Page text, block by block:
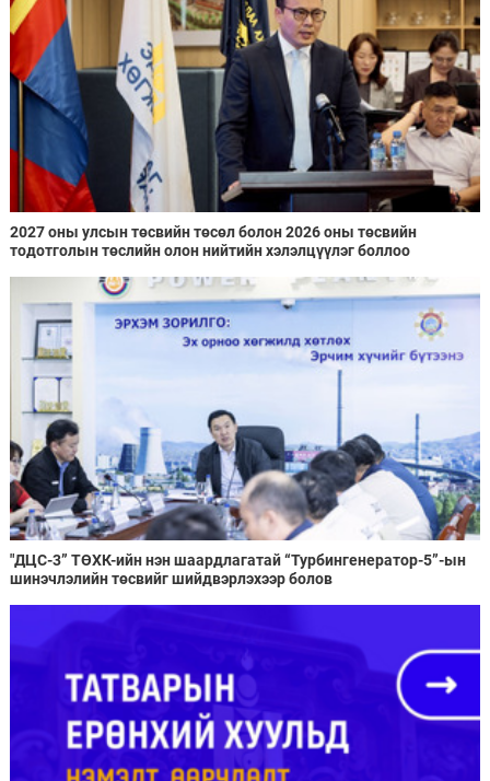
2027 оны улсын төсвийн төсөл болон 2026 оны төсвийн
тодотголын төслийн олон нийтийн хэлэлцүүлэг боллоо
"ДЦС-3” ТӨХК-ийн нэн шаардлагатай “Турбингенератор-5”-ын
шинэчлэлийн төсвийг шийдвэрлэхээр болов